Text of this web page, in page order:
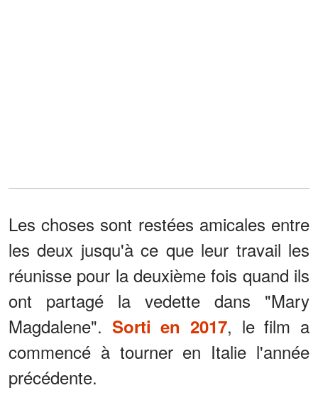
Les choses sont restées amicales entre
les deux jusqu'à ce que leur travail les
réunisse pour la deuxième fois quand ils
ont partagé la vedette dans "Mary
Magdalene". Sorti en 2017, le film a
commencé à tourner en Italie l'année
précédente.